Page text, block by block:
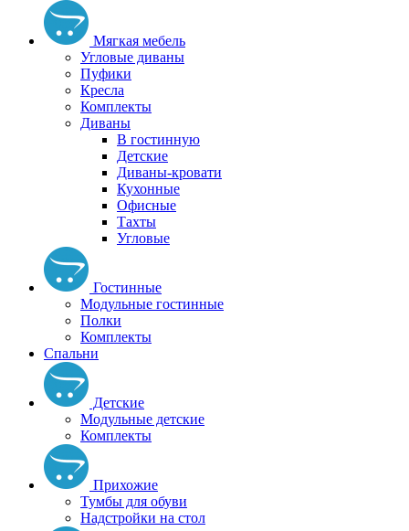
Мягкая мебель
Угловые диваны
Пуфики
Кресла
Комплекты
Диваны
В гостинную
Детские
Диваны-кровати
Кухонные
Офисные
Тахты
Угловые
Гостинные
Модульные гостинные
Полки
Комплекты
Спальни
Детские
Модульные детские
Комплекты
Прихожие
Тумбы для обуви
Надстройки на стол